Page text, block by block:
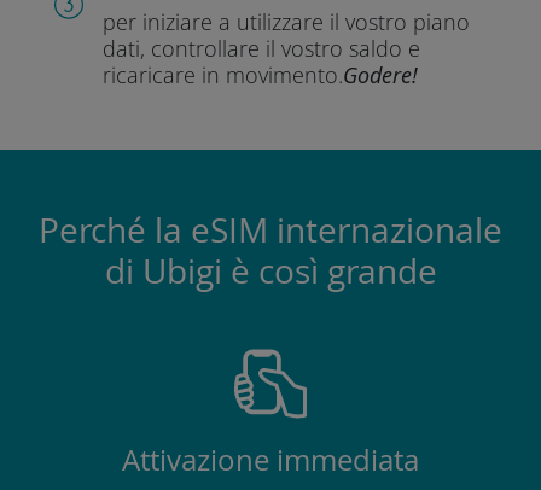
per iniziare a utilizzare il vostro piano
dati, controllare il vostro saldo e
ricaricare in movimento.Godere!
Perché la eSIM internazionale
di Ubigi è così grande
Attivazione immediata